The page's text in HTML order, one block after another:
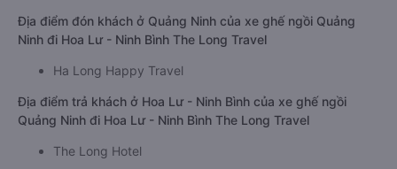
Địa điểm đón khách ở Quảng Ninh của xe ghế ngồi Quảng
Ninh đi Hoa Lư - Ninh Bình The Long Travel
Ha Long Happy Travel
Địa điểm trả khách ở Hoa Lư - Ninh Bình của xe ghế ngồi
Quảng Ninh đi Hoa Lư - Ninh Bình The Long Travel
The Long Hotel